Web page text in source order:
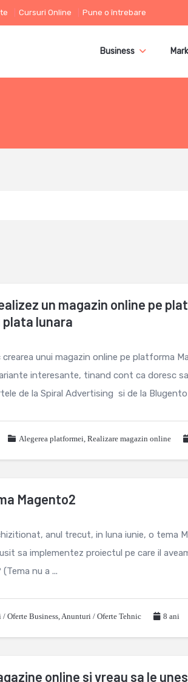
Cursuri Online Pune o întrebare
Business
un magazin online pe
plata lunara
crearea unui magazin online pe platforma
interesante, tinand cont ca doresc
de la Spiral Advertising si de la Blugento
Alegerea platformei, Realizare magazin online
Magento2
anul trecut, in luna iunie, o tema
sa implementez proiectul pe care il
nu a ...
Oferte Business,Anunturi / Oferte Tehnic 8 ani
online si vreau sa le